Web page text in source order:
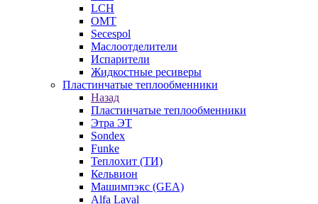
LCH
OMT
Secespol
Маслоотделители
Испарители
Жидкостные ресиверы
Пластинчатые теплообменники
Назад
Пластинчатые теплообменники
Этра ЭТ
Sondex
Funke
Теплохит (ТИ)
Кельвион
Машимпэкс (GEA)
Alfa Laval